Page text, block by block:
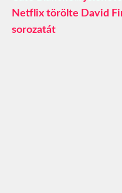
Netflix törölte David
sorozatát